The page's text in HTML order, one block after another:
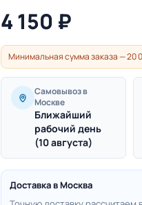
4 150 ₽
Минимальная сумма заказа — 20
Самовывоз в
Москве
Ближайший
рабочий день
(10 августа)
Доставка в Москва